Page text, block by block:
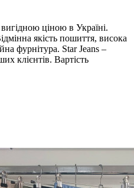
ціною в Україні.
якість пошиття, висока
фурнітура. Star Jeans –
клієнтів. Вартість